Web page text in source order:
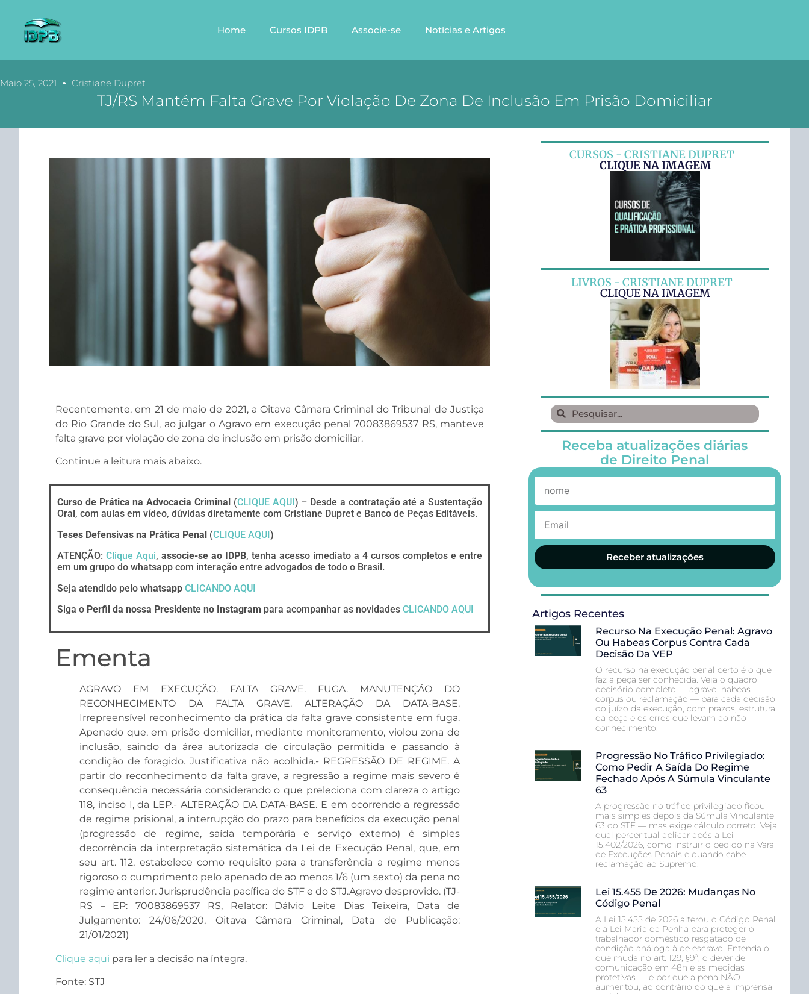
Home Cursos IDPB Associe-se Notícias e Artigos
Maio 25, 2021 Cristiane Dupret
TJ/RS Mantém Falta Grave Por Violação De Zona De Inclusão Em Prisão Domiciliar
Recentemente, em 21 de maio de 2021, a Oitava Câmara Criminal do Tribunal de Justiça
do Rio Grande do Sul, ao julgar o Agravo em execução penal 70083869537 RS, manteve
falta grave por violação de zona de inclusão em prisão domiciliar.
Continue a leitura mais abaixo.
Curso de Prática na Advocacia Criminal(CLIQUE AQUI) – Desde a contratação até a Sustentação
Oral, com aulas em vídeo, dúvidas diretamente com Cristiane Dupret e Banco de Peças Editáveis.
Teses Defensivas na Prática Penal (CLIQUE AQUI)
ATENÇÃO: Clique Aqui, associe-se ao IDPB, tenha acesso imediato a 4 cursos completos e entre
em um grupo do whatsapp com interação entre advogados de todo o Brasil.
Seja atendido pelo whatsapp CLICANDO AQUI
Siga o Perfil da nossa Presidente no Instagram para acompanhar as novidades CLICANDO AQUI
Ementa
AGRAVO EM EXECUÇÃO. FALTA GRAVE. FUGA. MANUTENÇÃO DO
RECONHECIMENTO DA FALTA GRAVE. ALTERAÇÃO DA DATA-BASE.
Irrepreensível reconhecimento da prática da falta grave consistente em fuga.
Apenado que, em prisão domiciliar, mediante monitoramento, violou zona de
inclusão, saindo da área autorizada de circulação permitida e passando à
condição de foragido. Justificativa não acolhida.- REGRESSÃO DE REGIME. A
partir do reconhecimento da falta grave, a regressão a regime mais severo é
consequência necessária considerando o que preleciona com clareza o artigo
118, inciso I, da LEP.- ALTERAÇÃO DA DATA-BASE. E em ocorrendo a regressão
de regime prisional, a interrupção do prazo para benefícios da execução penal
(progressão de regime, saída temporária e serviço externo) é simples
decorrência da interpretação sistemática da Lei de Execução Penal, que, em
seu art. 112, estabelece como requisito para a transferência a regime menos
rigoroso o cumprimento pelo apenado de ao menos 1/6 (um sexto) da pena no
regime anterior. Jurisprudência pacífica do STF e do STJ.Agravo desprovido. (TJ-
RS – EP: 70083869537 RS, Relator: Dálvio Leite Dias Teixeira, Data de
Julgamento: 24/06/2020, Oitava Câmara Criminal, Data de Publicação:
21/01/2021)
Clique aqui para ler a decisão na íntegra.
Fonte: STJ
CURSOS - CRISTIANE DUPRET
CLIQUE NA IMAGEM
LIVROS - CRISTIANE DUPRET
CLIQUE NA IMAGEM
Receba atualizações diárias
de Direito Penal
Receber atualizações
Artigos Recentes
Recurso Na Execução Penal: Agravo
Ou Habeas Corpus Contra Cada
Decisão Da VEP
O recurso na execução penal certo é o que
faz a peça ser conhecida. Veja o quadro
decisório completo — agravo, habeas
corpus ou reclamação — para cada decisão
do juízo da execução, com prazos, estrutura
da peça e os erros que levam ao não
conhecimento.
Progressão No Tráfico Privilegiado:
Como Pedir A Saída Do Regime
Fechado Após A Súmula Vinculante
63
A progressão no tráfico privilegiado ficou
mais simples depois da Súmula Vinculante
63 do STF — mas exige cálculo correto. Veja
qual percentual aplicar após a Lei
15.402/2026, como instruir o pedido na Vara
de Execuções Penais e quando cabe
reclamação ao Supremo.
Lei 15.455 De 2026: Mudanças No
Código Penal
A Lei 15.455 de 2026 alterou o Código Penal
e a Lei Maria da Penha para proteger o
trabalhador doméstico resgatado de
condição análoga à de escravo. Entenda o
que muda no art. 129, §9º, o dever de
comunicação em 48h e as medidas
protetivas — e por que a pena NÃO
aumentou, ao contrário do que a imprensa